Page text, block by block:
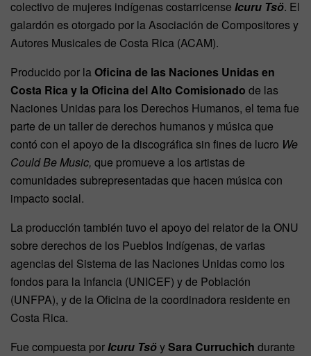
colectivo de mujeres indígenas costarricense Icuru Tsö. El
galardón es otorgado por la Asociación de Compositores y
Autores Musicales de Costa Rica (ACAM).
Producido por laOficina de las Naciones Unidas en
Costa Rica y la Oficina del Alto Comisionado de las
Naciones Unidas para los Derechos Humanos, el tema fue
parte de un taller de derechos humanos y música que
contó con el apoyo de la discográfica sin fines de lucro We
Could Be Music, que promueve a los artistas de
comunidades subrepresentadas que hacen música con
impacto social.
La producción también tuvo el apoyo del relator de la ONU
sobre derechos de los Pueblos Indígenas, de varias
agencias del Sistema de las Naciones Unidas como los
fondos para la Infancia (UNICEF) y de Población
(UNFPA), y de la Oficina de la coordinadora residente en
Costa Rica.
Fue compuesta porIcuru TsöySara Curruchich durante